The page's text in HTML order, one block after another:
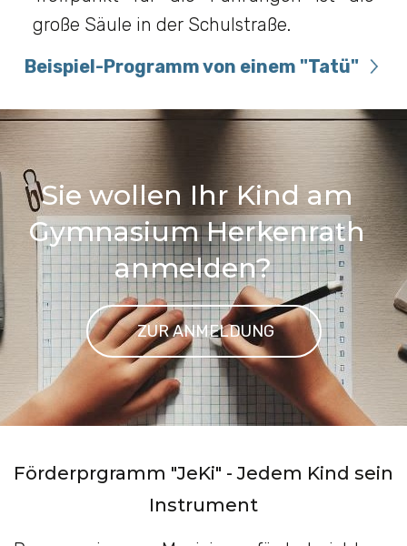
große Säule in der Schulstraße.
Beispiel-Programm von einem "Tatü"
Sie wollen Ihr Kind am
Gymnasium Herkenrath
anmelden?
ZUR ANMELDUNG
Förderprgramm "JeKi" - Jedem Kind sein
Instrument